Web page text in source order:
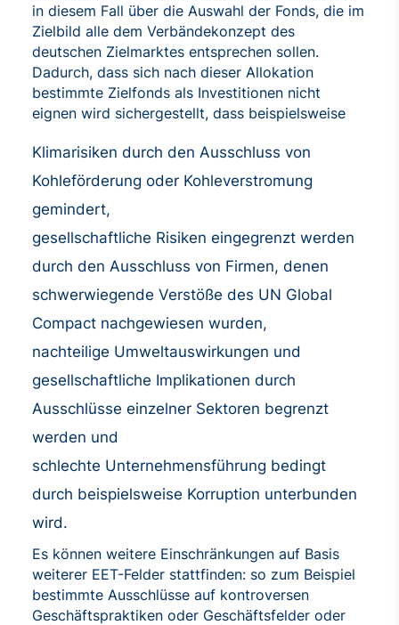
in diesem Fall über die Auswahl der Fonds, die im
Zielbild alle dem Verbändekonzept des
deutschen Zielmarktes entsprechen sollen.
Dadurch, dass sich nach dieser Allokation
bestimmte Zielfonds als Investitionen nicht
eignen wird sichergestellt, dass beispielsweise
Klimarisiken durch den Ausschluss von
Kohleförderung oder Kohleverstromung
gemindert,
gesellschaftliche Risiken eingegrenzt werden
durch den Ausschluss von Firmen, denen
schwerwiegende Verstöße des UN Global
Compact nachgewiesen wurden,
nachteilige Umweltauswirkungen und
gesellschaftliche Implikationen durch
Ausschlüsse einzelner Sektoren begrenzt
werden und
schlechte Unternehmensführung bedingt
durch beispielsweise Korruption unterbunden
wird.
Es können weitere Einschränkungen auf Basis
weiterer EET-Felder stattfinden: so zum Beispiel
bestimmte Ausschlüsse auf kontroversen
Geschäftspraktiken oder Geschäftsfelder oder